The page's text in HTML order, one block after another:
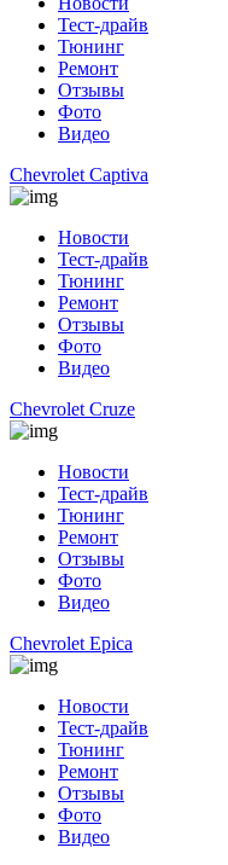
Тест-драйв
Тюнинг
Ремонт
Отзывы
Фото
Видео
Chevrolet Captiva
Новости
Тест-драйв
Тюнинг
Ремонт
Отзывы
Фото
Видео
Chevrolet Cruze
Новости
Тест-драйв
Тюнинг
Ремонт
Отзывы
Фото
Видео
Chevrolet Epica
Новости
Тест-драйв
Тюнинг
Ремонт
Отзывы
Фото
Видео